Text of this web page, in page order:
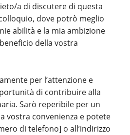
a di discutere di questa
dove potrò meglio
abilità e la mia ambizione
della vostra
per l’attenzione e
di contribuire alla
Sarò reperibile per un
vostra convenienza e potete
di telefono] o all’indirizzo